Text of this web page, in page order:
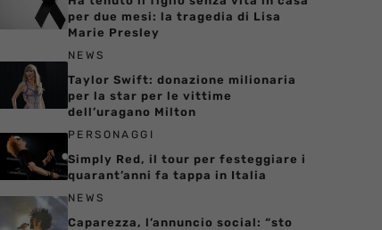
per due mesi: la tragedia di Lisa
Marie Presley
NEWS
Taylor Swift: donazione milionaria
per la star per le vittime
dell’uragano Milton
PERSONAGGI
Simply Red, il tour per festeggiare i
quarant’anni fa tappa in Italia
NEWS
Caparezza, l’annuncio social: “sto